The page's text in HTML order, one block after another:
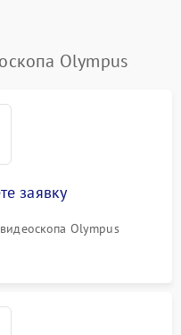
Olympus
заявку
Olympus